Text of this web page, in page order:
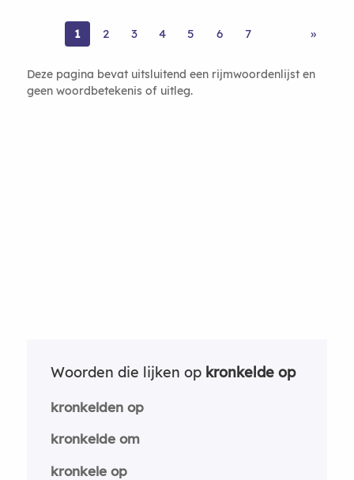
1 2 3 4 5 6 7 »
Deze pagina bevat uitsluitend een rijmwoordenlijst en
geen woordbetekenis of uitleg.
Woorden die lijken op kronkelde op
kronkelden op
kronkelde om
kronkele op